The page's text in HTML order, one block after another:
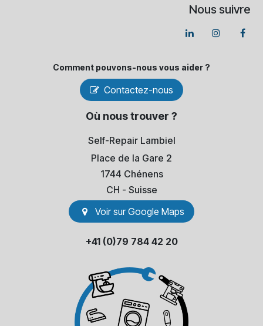
Nous suivre
Comment pouvons-​nous vous aider ?
Contactez-nous
Où nous trouver ?
Self-Repair Lambiel
Place de la Gare 2
1744 Chénens
​CH - Suisse
Voir sur Go​​ogle Maps
+41 (0)79 784 42 20